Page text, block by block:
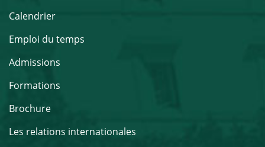
Calendrier
Emploi du temps
Admissions
Formations
Brochure
Les relations internationales